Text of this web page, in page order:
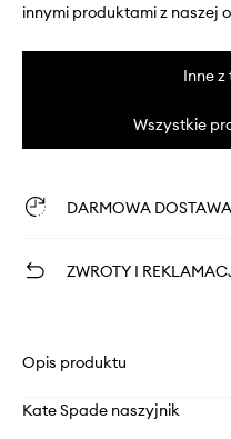
innymi produktami z naszej
Inne
Wszystkie
DARMOWA
ZWROTY I
Opis produktu
Kate Spade naszyjnik